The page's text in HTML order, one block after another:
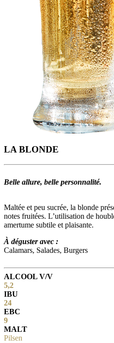
LA BLONDE
Belle allure, belle personnalité.
Maltée et peu sucrée, la blonde
notes fruitées. L’utilisation de
amertume subtile et plaisante.
À déguster avec :
Calamars, Salades, Burgers
ALCOOL V/V
5,2
IBU
24
EBC
9
MALT
Pilsen